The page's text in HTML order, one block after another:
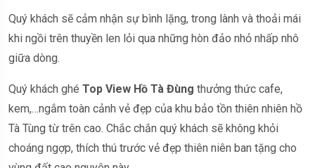
Quý khách sẽ cảm nhận sự bình lặng, trong lành và thoải mái
khi ngồi trên thuyền len lỏi qua những hòn đảo nhỏ nhấp nhô
giữa dòng.
Quý khách ghé Top View Hồ Tà Đùng thưởng thức cafe,
kem,…ngắm toàn cảnh vẻ đẹp của khu bảo tồn thiên nhiên hồ
Tà Tùng từ trên cao. Chắc chắn quý khách sẽ không khỏi
choáng ngợp, thích thú trước vẻ đẹp thiên niên ban tặng cho